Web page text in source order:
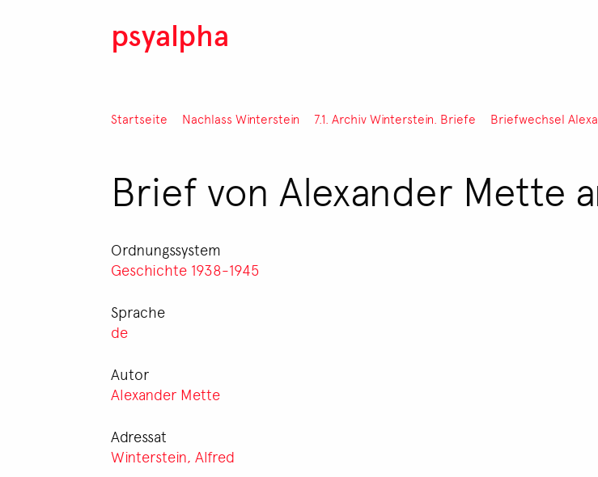
psyalpha
Pfadnavigation
Startseite Nachlass Winterstein 7.1. Archiv Winterstein. Briefe Briefwechsel
Brief von Alexander Mette
Ordnungssystem
Geschichte 1938-1945
Sprache
de
Autor
Alexander Mette
Adressat
Winterstein, Alfred